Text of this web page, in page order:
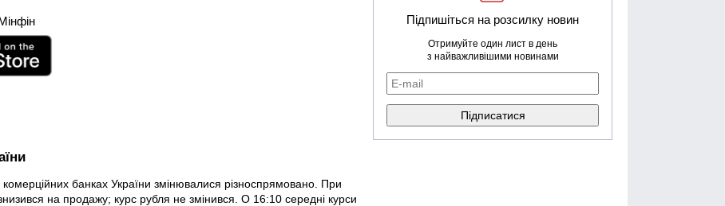
банках України змінювалися різноспрямовано. При
на продажу; курс рубля не змінився. О 16:10 середні курси
Підпишіться на розсилку новин
Отримуйте один лист в день
з найважливішими новинами